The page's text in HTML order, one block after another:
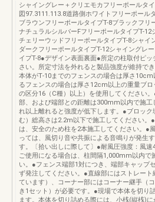
シャイングレー＋クリエモカフリーポールタ
図97.3111.113.8道路側ホワイトフリーポール
ブラウンフリーポールタイプT-8ブラックフリ
ナチュラルシルバーFフリーポールタイプT-12
チェリーウッドフリーポールタイプT-8シャイ
ダークフリーポールタイプT-12シャイングレ
イプT-8●デザイン表面裏面●所定の柱取付ピッ
さい。所定寸法を外れると製品強度が維持で
本体がT‐10までのフェンスの場合は厚さ10cm
るフェンスの場合は厚さ12cm以上の重量ブ
の区分16（C種）以上）を使用してください
部、および端部との距離は300mm以内で施工
れ以上離れると強度が低下します。●ブロック
む）総高さは2.2m以下で施工してください。
は、安全のため柱を2本施工してください。●
っては、風切り音や共振による音鳴りが発生
す。〔拾い出しに際して〕●耐風圧強度：風
ご使用になる場合は、柱間隔1,000mm以内で
い。●フェンス端部1対につき、端部キャップ
ず発注してください。●直線部にはストレート
ています）、コーナー部にはコーナー継手（
き1セット）が必要です。●現場で本体を切り
ます。本体を切り詰める際には、小桟(縦桟)